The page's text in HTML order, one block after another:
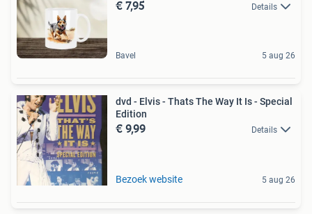
€ 7,95 Details
Bavel 5 aug 26
dvd - Elvis - Thats The Way It Is - Special
Edition
€ 9,99 Details
Bezoek website 5 aug 26